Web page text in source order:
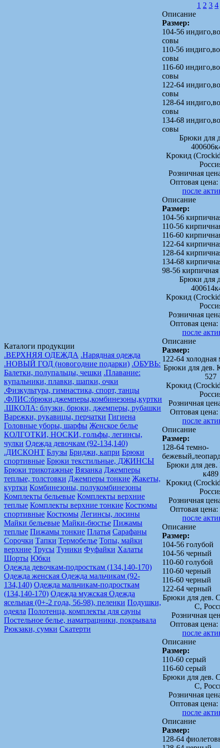
Каталоги продукции
.ВЕРХНЯЯ ОДЕЖДА .Нарядная одежда
.НОВЫЙ ГОД (новогодние подарки) .ОБУВЬ:
Балетки, полупальцы, чешки .Плавание:
купальники, плавки, шапки, очки
.Физкультура, гимнастика, спорт, танцы
.ФЛИС:брюки,джемперы,комбинезоны,куртки
.ШКОЛА: блузки, брюки, джемперы, рубашки
Варежки, рукавицы, перчатки Гигиена
Головные уборы, шарфы Женское белье
КОЛГОТКИ, НОСКИ, гольфы, легинсы,
чулки Одежда девочкам (92-134,140)
.ДИСКОНТ Блузы Бриджи, капри Брюки
спортивные Брюки текстильные, ДЖИНСЫ
Брюки трикотажные Вязанка Джемперы
теплые, толстовки Джемперы тонкие Жакеты,
куртки Комбинезоны, полукомбинезоны
Комплекты бельевые Комплекты верхние
теплые Комплекты верхние тонкие Костюмы
спортивные Костюмы Легинсы, лосины
Майки бельевые Майки-бюстье Пижамы
теплые Пижамы тонкие Платья Сарафаны
Сорочки Тапки Термобелье Топы, майки
верхние Трусы Туники Фуфайки Халаты
Шорты Юбки
Одежда девочкам-подросткам (134,140-170)
Одежда женская Одежда мальчикам (92-
134,140) Одежда мальчикам-подросткам
(134,140-170) Одежда мужская Одежда
ясельная (0+-2 года, 56-98), пеленки Подушки,
одеяла Полотенца, комплекты для сауны
Постельное белье, наматрацники, покрывала
Рюкзаки, сумки Скатерти
1 2 3 4
Описание
Размер:
104-56
совы
110-56
совы
116-60
совы
122-64
совы
128-64
совы
134-68
совы
Брюки для
Крокид
Розничная
Оптовая цена:
после
Описание
Размер:
104-56
110-56
116-60
122-64
128-64
134-68
98-56
Брюки для
Крокид
Розничная
Оптовая цена:
после
Описание
Размер:
122-64 холодная
Брюки для дев.
527
Крокид
Розничная
Оптовая цена:
после
Описание
Размер:
128-64 темно-
Брюки для дев.
к489
Крокид
Розничная
Оптовая цена:
после
Описание
Размер:
104-56 голубой
104-56 черный
110-60 голубой
110-60 черный
116-60 черный
122-64 черный
Брюки для дев.
C,
Розничная
Оптовая цена:
после
Описание
Размер:
110-60 серый
116-60 серый
Брюки для дев.
C,
Розничная
Оптовая цена:
после
Описание
Размер:
128-64